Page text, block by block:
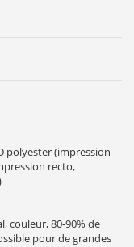
polyester (impression
recto,
couleur, 80-90% de
pour de grandes